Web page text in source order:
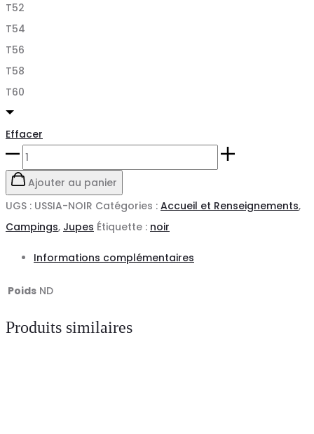
T52
T54
T56
T58
T60
Effacer
quantité
de
ROBE
NOIRE
Ajouter au panier
UGS : USSIA-NOIR Catégories : Accueil et Renseignements,
Campings, Jupes Étiquette : noir
Informations complémentaires
Poids ND
Produits similaires